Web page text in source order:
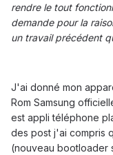
rendre le tout
demande pour la
un travail précédent
J'ai donné mon
Rom Samsung
est appli téléphone
des post j'ai compris
(nouveau bootloader